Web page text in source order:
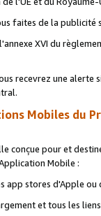
faites de la publicité
XVI du
recevrez une alerte
Mobiles du
conçue pour et
Mobile :
app stores d'Apple ou
et tous les